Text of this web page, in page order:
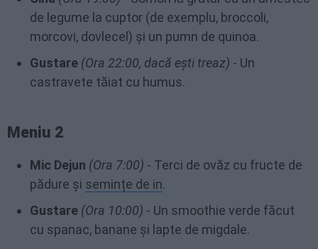
de legume la cuptor (de exemplu, broccoli,
morcovi, dovlecel) și un pumn de quinoa.
Gustare (Ora 22:00, dacă ești treaz) - Un
castravete tăiat cu humus.
Meniu 2
Mic Dejun (Ora 7:00) - Terci de ovăz cu fructe de
pădure și semințe de in.
Gustare (Ora 10:00) - Un smoothie verde făcut
cu spanac, banane și lapte de migdale.